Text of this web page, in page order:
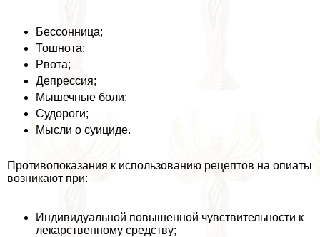
Бессонница;
Тошнота;
Рвота;
Депрессия;
Мышечные боли;
Судороги;
Мысли о суициде.
Противопоказания к использованию рецептов на опиаты
возникают при:
Индивидуальной повышенной чувствительности к
лекарственному средству;